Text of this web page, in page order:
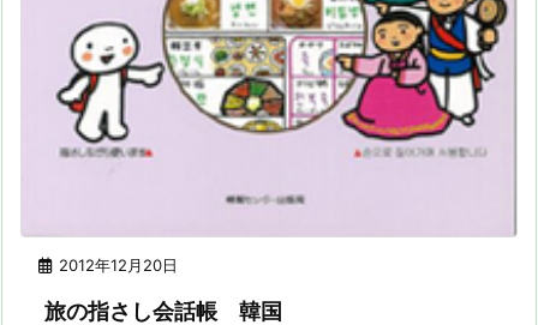
2012年12月20日
旅の指さし会話帳 韓国